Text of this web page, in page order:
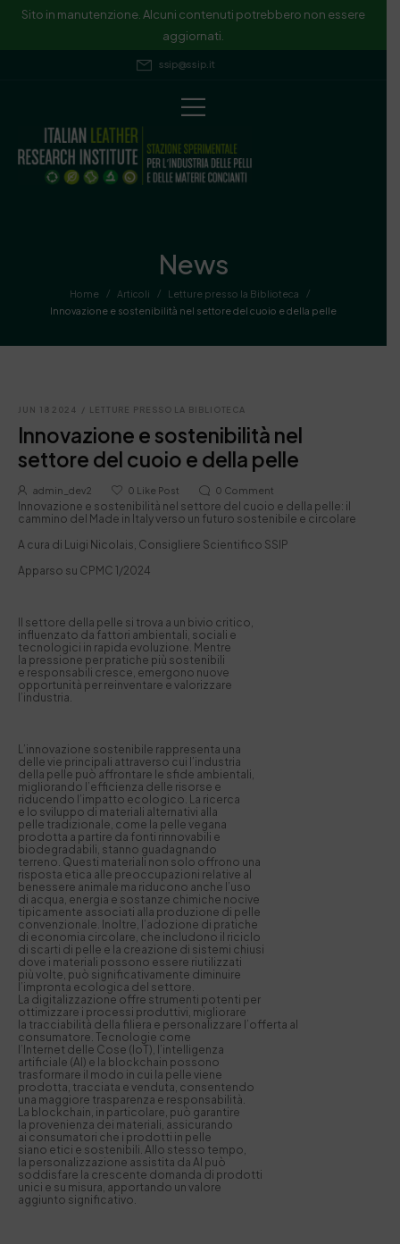
Sito in manutenzione. Alcuni contenuti potrebbero non essere
aggiornati.
ssip@ssip.it
News
Home / Articoli / Letture presso la Biblioteca
/
Innovazione e sostenibilità nel settore del cuoio e della pelle
JUN 18 2024 / LETTURE PRESSO LA BIBLIOTECA
Innovazione e sostenibilità nel
settore del cuoio e della pelle
admin_dev2 0 Like Post 0 Comment
Innovazione e sostenibilità nel settore del cuoio e della pelle: il
cammino del Made in Italy verso un futuro sostenibile e circolare
A cura di Luigi Nicolais, Consigliere Scientifico SSIP
Apparso su CPMC 1/2024
Il settore della pelle si trova a un bivio critico,
influenzato da fattori ambientali, sociali e
tecnologici in rapida evoluzione. Mentre
la pressione per pratiche più sostenibili
e responsabili cresce, emergono nuove
opportunità per reinventare e valorizzare
l’industria.
L’innovazione sostenibile rappresenta una
delle vie principali attraverso cui l’industria
della pelle può affrontare le sfide ambientali,
migliorando l’efficienza delle risorse e
riducendo l’impatto ecologico. La ricerca
e lo sviluppo di materiali alternativi alla
pelle tradizionale, come la pelle vegana
prodotta a partire da fonti rinnovabili e
biodegradabili, stanno guadagnando
terreno. Questi materiali non solo offrono una
risposta etica alle preoccupazioni relative al
benessere animale ma riducono anche l’uso
di acqua, energia e sostanze chimiche nocive
tipicamente associati alla produzione di pelle
convenzionale. Inoltre, l’adozione di pratiche
di economia circolare, che includono il riciclo
di scarti di pelle e la creazione di sistemi chiusi
dove i materiali possono essere riutilizzati
più volte, può significativamente diminuire
l’impronta ecologica del settore.
La digitalizzazione offre strumenti potenti per
ottimizzare i processi produttivi, migliorare
la tracciabilità della filiera e personalizzare l’offerta al
consumatore. Tecnologie come
l’Internet delle Cose (IoT), l’intelligenza
artificiale (AI) e la blockchain possono
trasformare il modo in cui la pelle viene
prodotta, tracciata e venduta, consentendo
una maggiore trasparenza e responsabilità.
La blockchain, in particolare, può garantire
la provenienza dei materiali, assicurando
ai consumatori che i prodotti in pelle
siano etici e sostenibili. Allo stesso tempo,
la personalizzazione assistita da AI può
soddisfare la crescente domanda di prodotti
unici e su misura, apportando un valore
aggiunto significativo.